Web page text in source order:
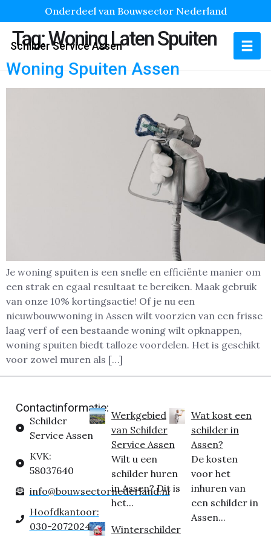
Onderdeel van Bouwsector Nederland
Schilder Service Assen
Tag:Woning Laten Spuiten
Woning Spuiten Assen
Je woning spuiten is een snelle en efficiënte manier om
een strak en egaal resultaat te bereiken. Maak gebruik
van onze 10% kortingsactie! Of je nu een
nieuwbouwwoning in Assen wilt voorzien van een frisse
laag verf of een bestaande woning wilt opknappen,
woning spuiten biedt talloze voordelen. Het is geschikt
voor zowel muren als […]
Contactinformatie:
Schilder
Service Assen
KVK:
58037640
info@bouwsectornederland.nl
Hoofdkantoor:
030-2072024
Werkgebied
van Schilder
Service Assen
Wilt u een
schilder huren
in Assen? Dit is
het...
Winterschilder
Wat kost een
schilder in
Assen?
De kosten
voor het
inhuren van
een schilder in
Assen...